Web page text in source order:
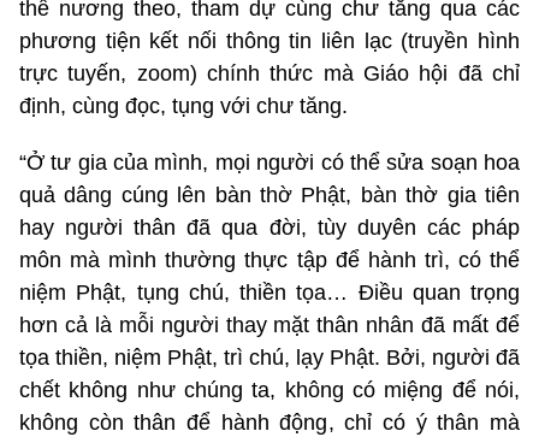
thể nương theo, tham dự cùng chư tăng qua các
phương tiện kết nối thông tin liên lạc (truyền hình
trực tuyến, zoom) chính thức mà Giáo hội đã chỉ
định, cùng đọc, tụng với chư tăng.
“Ở tư gia của mình, mọi người có thể sửa soạn hoa
quả dâng cúng lên bàn thờ Phật, bàn thờ gia tiên
hay người thân đã qua đời, tùy duyên các pháp
môn mà mình thường thực tập để hành trì, có thể
niệm Phật, tụng chú, thiền tọa… Điều quan trọng
hơn cả là mỗi người thay mặt thân nhân đã mất để
tọa thiền, niệm Phật, trì chú, lạy Phật. Bởi, người đã
chết không như chúng ta, không có miệng để nói,
không còn thân để hành động, chỉ có ý thân mà